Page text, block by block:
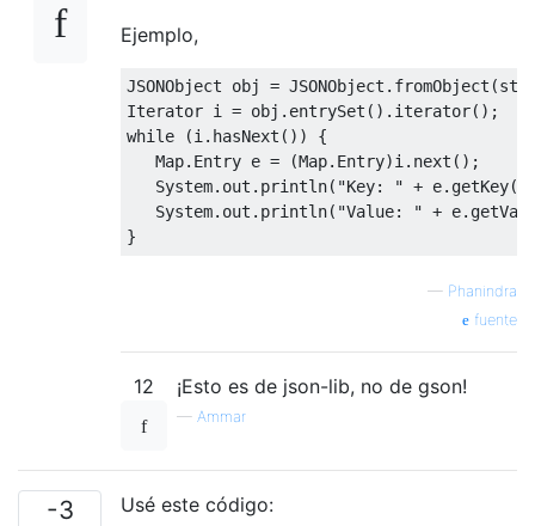
Ejemplo,
JSONObject obj = JSONObject . fromObject (
Iterator i = obj . entrySet (). iterator();
while
(i . hasNext ())
{
Map. Entry e = (Map. Entry)i . next ();
System. out . println( "Key: " + e. getKey
System. out . println( "Value: " + e.
}
— Phanindra
fuente
12 ¡Esto es de json-lib, no de gson!
— Ammar
-3 Usé este código: